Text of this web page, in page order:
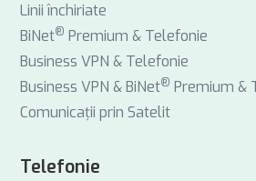
Linii închiriate
BiNet® Premium & Telefonie
Business VPN & Telefonie
Business VPN & BiNet® Premium &
Comunicații prin Satelit
Telefonie